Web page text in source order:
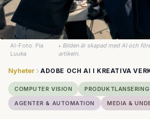
AI-Foto: Pia
Luuka
• Bilden är skapad med AI och
artikeln.
Nyheter ADOBE OCH AI I KREATIVA
COMPUTER VISION
PRODUKTLANSERING
AGENTER & AUTOMATION
MEDIA &